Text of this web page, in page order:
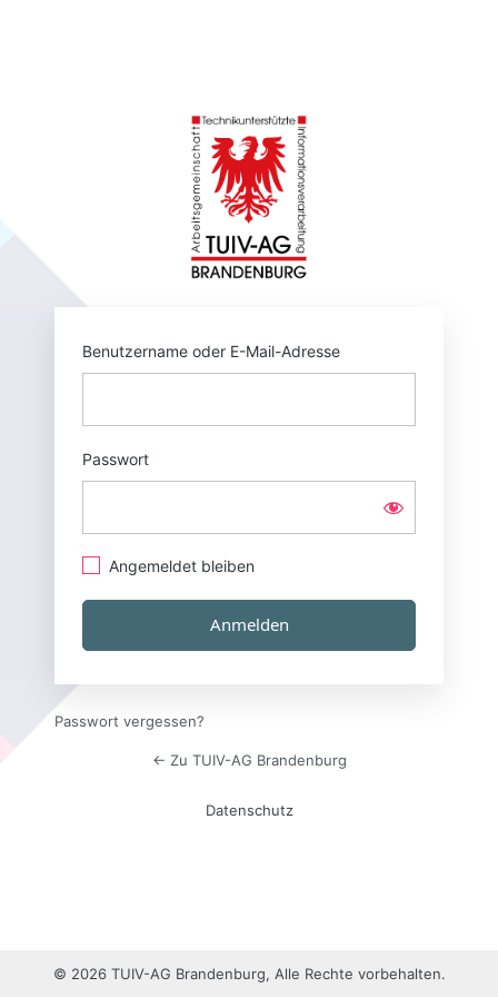
Benutzername oder E-Mail-Adresse
Passwort
Angemeldet bleiben
Passwort vergessen?
← Zu TUIV-AG Brandenburg
Datenschutz
© 2026 TUIV-AG Brandenburg, Alle Rechte vorbehalten.